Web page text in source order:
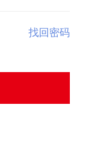
找回密码